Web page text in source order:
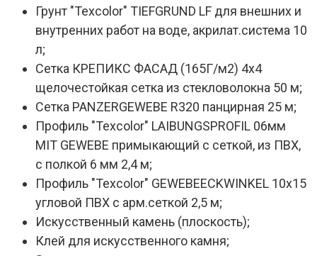
Грунт "Texcolor" TIEFGRUND LF для внешних и
внутренних работ на воде, акрилат.система 10
л;
Сетка КРЕПИКС ФАСАД (165Г/м2) 4х4
щелочестойкая сетка из стекловолокна 50 м;
Сетка PANZERGEWEBE R320 панцирная 25 м;
Профиль "Texcolor" LAIBUNGSPROFIL 06мм
MIT GEWEBE примыкающий с сеткой, из ПВХ,
с полкой 6 мм 2,4 м;
Профиль "Texcolor" GEWEBEECKWINKEL 10х15
угловой ПВХ с арм.сеткой 2,5 м;
Искусственный камень (плоскость);
Клей для искусственного камня;